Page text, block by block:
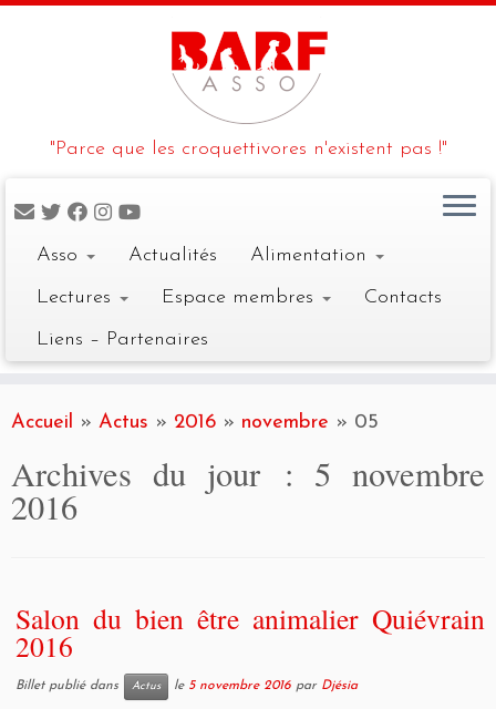
to
"Parce que les croquettivores n'existent pas !"
Asso Actualités
Alimentation
Lectures
Espace membres
Contacts
Liens – Partenaires
Accueil » Actus » 2016 » novembre » 05
Archives du jour : 5 novembre
2016
Salon du bien être animalier Quiévrain
2016
Billet publié dans Actus le 5 novembre 2016 par Djésia